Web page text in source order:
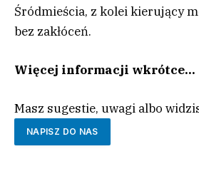
Śródmieścia, z kolei kierujący
bez zakłóceń.
Więcej informacji wkrótce…
Masz sugestie, uwagi albo
NAPISZ DO NAS